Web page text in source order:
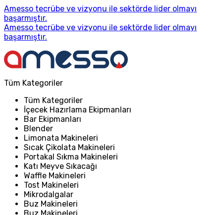
Amesso tecrübe ve vizyonu ile sektörde lider olmayı
başarmıştır.
Amesso tecrübe ve vizyonu ile sektörde lider olmayı
başarmıştır.
Tüm Kategoriler
Tüm Kategoriler
İçecek Hazırlama Ekipmanları
Bar Ekipmanları
Blender
Limonata Makineleri
Sıcak Çikolata Makineleri
Portakal Sıkma Makineleri
Katı Meyve Sıkacağı
Waffle Makineleri
Tost Makineleri
Mikrodalgalar
Buz Makineleri
Buz Makineleri